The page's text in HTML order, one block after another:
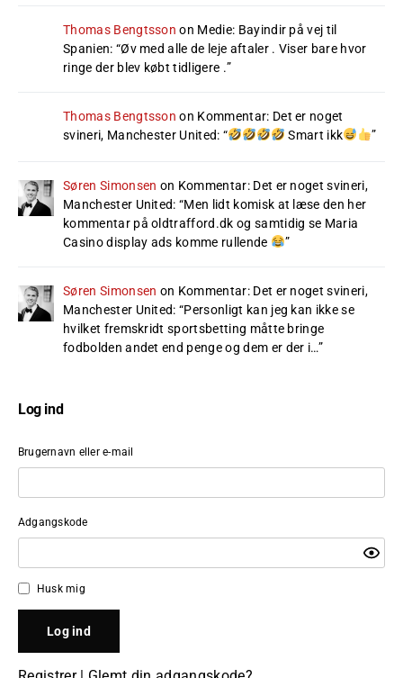
Thomas Bengtsson on Medie: Bayindir på vej til
Spanien: “Øv med alle de leje aftaler . Viser bare hvor
ringe der blev købt tidligere .”
Thomas Bengtsson on Kommentar: Det er noget
svineri, Manchester United: “ Smart ikk ”
Søren Simonsen on Kommentar: Det er noget svineri,
Manchester United: “Men lidt komisk at læse den her
kommentar på oldtrafford.dk og samtidig se Maria
Casino display ads komme rullende
”
Søren Simonsen on Kommentar: Det er noget svineri,
Manchester United: “Personligt kan jeg kan ikke se
hvilket fremskridt sportsbetting måtte bringe
fodbolden andet end penge og dem er der i…”
Log ind
Brugernavn eller e-mail
Adgangskode
Husk mig